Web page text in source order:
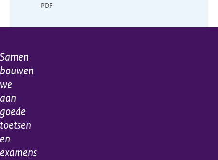
PDF
Algemene
informatie
Samen
bouwen
we
aan
goede
toetsen
en
examens